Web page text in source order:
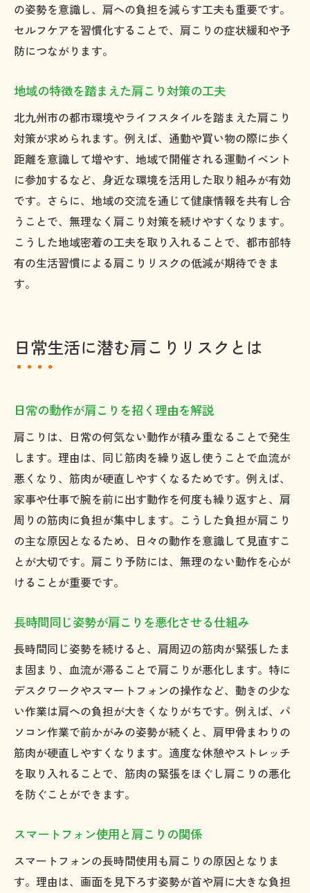
の姿勢を意識し、肩への負担を減らす工夫も重要です。
セルフケアを習慣化することで、肩こりの症状緩和や予
防につながります。
地域の特徴を踏まえた肩こり対策の工夫
北九州市の都市環境やライフスタイルを踏まえた肩こり
対策が求められます。例えば、通勤や買い物の際に歩く
距離を意識して増やす、地域で開催される運動イベント
に参加するなど、身近な環境を活用した取り組みが有効
です。さらに、地域の交流を通じて健康情報を共有し合
うことで、無理なく肩こり対策を続けやすくなります。
こうした地域密着の工夫を取り入れることで、都市部特
有の生活習慣による肩こりリスクの低減が期待できま
す。
日常生活に潜む肩こりリスクとは
日常の動作が肩こりを招く理由を解説
肩こりは、日常の何気ない動作が積み重なることで発生
します。理由は、同じ筋肉を繰り返し使うことで血流が
悪くなり、筋肉が硬直しやすくなるためです。例えば、
家事や仕事で腕を前に出す動作を何度も繰り返すと、肩
周りの筋肉に負担が集中します。こうした負担が肩こり
の主な原因となるため、日々の動作を意識して見直すこ
とが大切です。肩こり予防には、無理のない動作を心が
けることが重要です。
長時間同じ姿勢が肩こりを悪化させる仕組み
長時間同じ姿勢を続けると、肩周辺の筋肉が緊張したま
ま固まり、血流が滞ることで肩こりが悪化します。特に
デスクワークやスマートフォンの操作など、動きの少な
い作業は肩への負担が大きくなりがちです。例えば、パ
ソコン作業で前かがみの姿勢が続くと、肩甲骨まわりの
筋肉が硬直しやすくなります。適度な休憩やストレッチ
を取り入れることで、筋肉の緊張をほぐし肩こりの悪化
を防ぐことができます。
スマートフォン使用と肩こりの関係
スマートフォンの長時間使用も肩こりの原因となりま
す。理由は、画面を見下ろす姿勢が首や肩に大きな負担